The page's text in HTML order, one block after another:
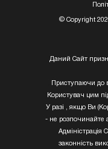
© Copyright
Даний Сайт
Приступаючи до
Користувач цим
У разі , якщо Ви
- не розпочинайте
Адміністрація
законність